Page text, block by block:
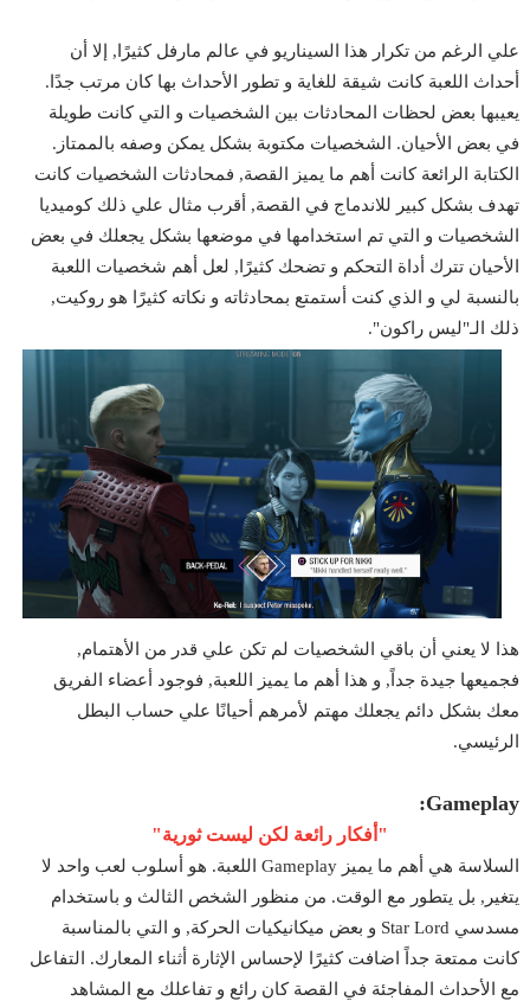
علي الرغم من تكرار هذا السيناريو في عالم مارفل كثيرًا, إلا أن
أحداث اللعبة كانت شيقة للغاية و تطور الأحداث بها كان مرتب جدًا.
يعيبها بعض لحظات المحادثات بين الشخصيات و التي كانت طويلة
في بعض الأحيان. الشخصيات مكتوبة بشكل يمكن وصفه بالممتاز.
الكتابة الرائعة كانت أهم ما يميز القصة, فمحادثات الشخصيات كانت
تهدف بشكل كبير للاندماج في القصة, أقرب مثال علي ذلك كوميديا
الشخصيات و التي تم استخدامها في موضعها بشكل يجعلك في بعض
الأحيان تترك أداة التحكم و تضحك كثيرًا, لعل أهم شخصيات اللعبة
بالنسبة لي و الذي كنت أستمتع بمحادثاته و نكاته كثيرًا هو روكيت,
ذلك الـ"ليس راكون".
هذا لا يعني أن باقي الشخصيات لم تكن علي قدر من الأهتمام,
فجميعها جيدة جداً, و هذا أهم ما يميز اللعبة, فوجود أعضاء الفريق
معك بشكل دائم يجعلك مهتم لأمرهم أحيانًا علي حساب البطل
الرئيسي.
Gameplay:
"أفكار رائعة لكن ليست ثورية"
السلاسة هي أهم ما يميز Gameplay اللعبة. هو أسلوب لعب واحد لا
يتغير, بل يتطور مع الوقت. من منظور الشخص الثالث و باستخدام
مسدسي Star Lord و بعض ميكانيكيات الحركة, و التي بالمناسبة
كانت ممتعة جداً اضافت كثيرًا لإحساس الإثارة أثناء المعارك. التفاعل
مع الأحداث المفاجئة في القصة كان رائع و تفاعلك مع المشاهد